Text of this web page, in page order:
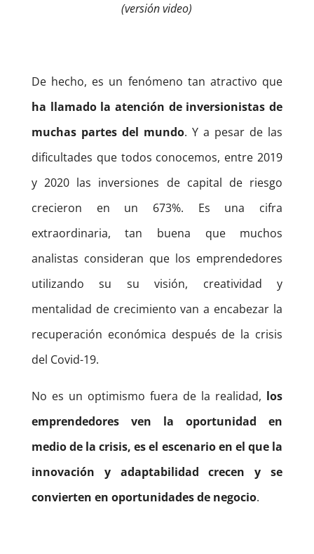
(versión video)
De hecho, es un fenómeno tan atractivo que
ha llamado la atención de inversionistas de
muchas partes del mundo. Y a pesar de las
dificultades que todos conocemos, entre 2019
y 2020 las inversiones de capital de riesgo
crecieron en un 673%. Es una cifra
extraordinaria, tan buena que muchos
analistas consideran que los emprendedores
utilizando su su visión, creatividad y
mentalidad de crecimiento van a encabezar la
recuperación económica después de la crisis
del Covid-19.
No es un optimismo fuera de la realidad, los
emprendedores ven la oportunidad en
medio de la crisis, es el escenario en el que la
innovación y adaptabilidad crecen y se
convierten en oportunidades de negocio.